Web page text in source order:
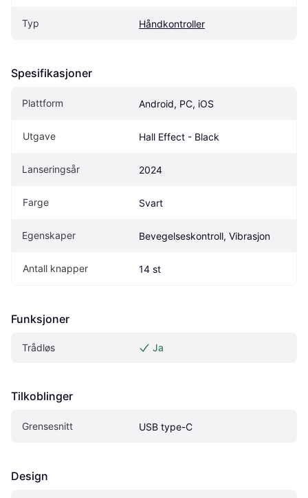
Typ Håndkontroller
Spesifikasjoner
Plattform Android, PC, iOS
Utgave Hall Effect - Black
Lanseringsår 2024
Farge Svart
Egenskaper Bevegelseskontroll, Vibrasjon
Antall knapper 14 st
Funksjoner
Trådløs Ja
Tilkoblinger
Grensesnitt USB type-C
Design